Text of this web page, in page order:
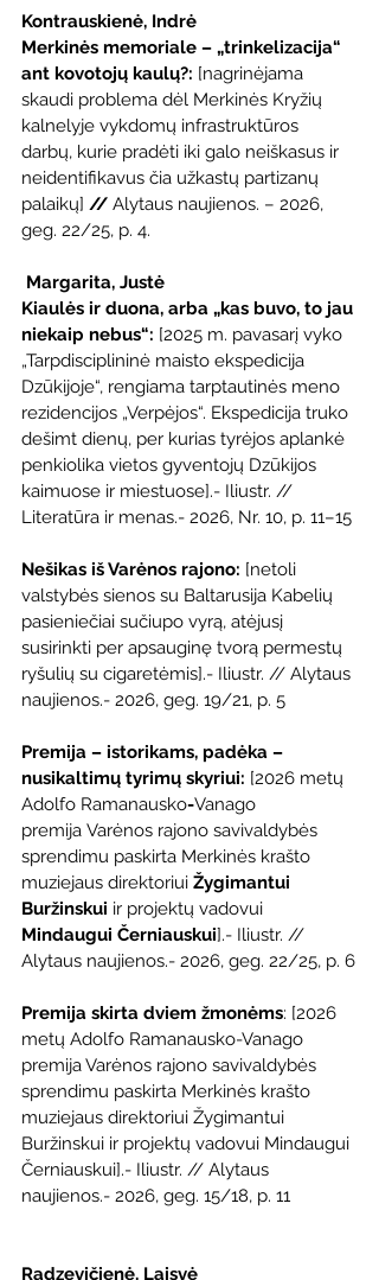
Kontrauskienė, Indrė
Merkinės memoriale – „trinkelizacija“
ant kovotojų kaulų?: [nagrinėjama
skaudi problema dėl Merkinės Kryžių
kalnelyje vykdomų infrastruktūros
darbų, kurie pradėti iki galo neiškasus ir
neidentifikavus čia užkastų partizanų
palaikų] // Alytaus naujienos. – 2026,
geg. 22/25, p. 4.
Margarita, Justė
Kiaulės ir duona, arba „kas buvo, to jau
niekaip nebus“: [2025 m. pavasarį vyko
„Tarpdisciplininė maisto ekspedicija
Dzūkijoje“, rengiama tarptautinės meno
rezidencijos „Verpėjos“. Ekspedicija truko
dešimt dienų, per kurias tyrėjos aplankė
penkiolika vietos gyventojų Dzūkijos
kaimuose ir miestuose].- Iliustr. //
Literatūra ir menas.- 2026, Nr. 10, p. 11–15
Nešikas iš Varėnos rajono: [netoli
valstybės sienos su Baltarusija Kabelių
pasieniečiai sučiupo vyrą, atėjusį
susirinkti per apsauginę tvorą permestų
ryšulių su cigaretėmis].- Iliustr. // Alytaus
naujienos.- 2026, geg. 19/21, p. 5
Premija – istorikams, padėka –
nusikaltimų tyrimų skyriui: [2026 metų
Adolfo Ramanausko-Vanago
premija Varėnos rajono savivaldybės
sprendimu paskirta Merkinės krašto
muziejaus direktoriui Žygimantui
Buržinskui ir projektų vadovui
Mindaugui Černiauskui].- Iliustr. //
Alytaus naujienos.- 2026, geg. 22/25, p. 6
Premija skirta dviem žmonėms: [2026
metų Adolfo Ramanausko-Vanago
premija Varėnos rajono savivaldybės
sprendimu paskirta Merkinės krašto
muziejaus direktoriui Žygimantui
Buržinskui ir projektų vadovui Mindaugui
Černiauskui].- Iliustr. // Alytaus
naujienos.- 2026, geg. 15/18, p. 11
Radzevičienė, Laisvė